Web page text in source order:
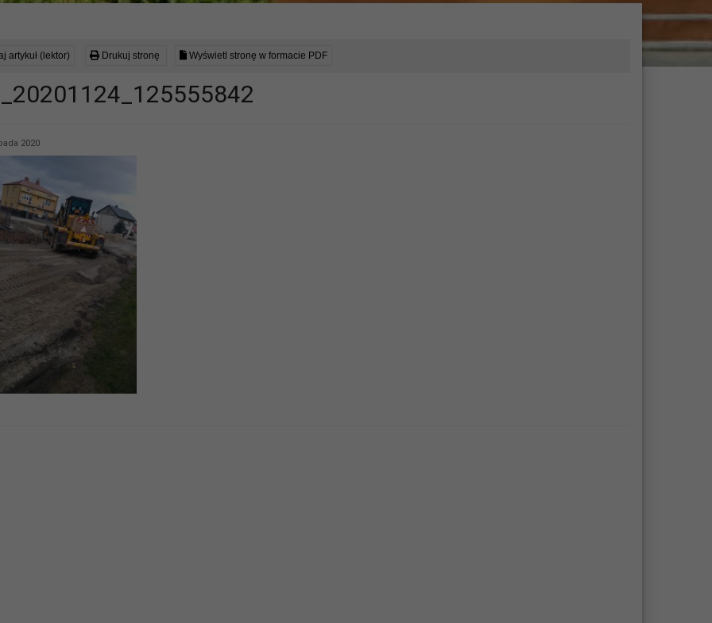
artykuł (lektor) Drukuj stronę Wyświetl stronę w formacie PDF
2020